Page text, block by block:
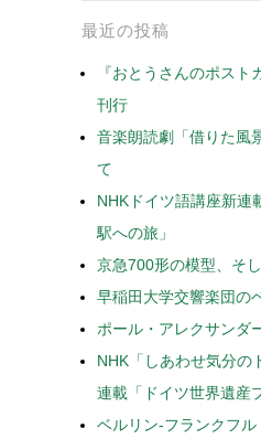
最近の投稿
『おとうさんのポス
刊行
音楽朗読劇「借りた風
て
NHKドイツ語講座新連
駅への旅」
京急700形の模型、そ
早稲田大学交響楽団の
ポール・アレクサンダ
NHK「しあわせ気分の
連載「ドイツ世界遺産
ベルリン-フランクフ